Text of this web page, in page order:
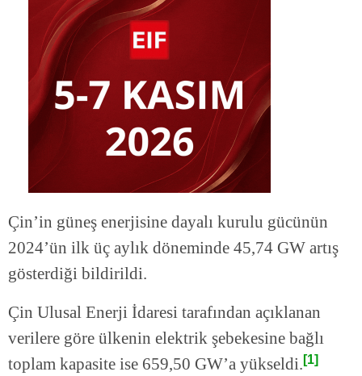
Çin’in güneş enerjisine dayalı kurulu gücünün
2024’ün ilk üç aylık döneminde 45,74 GW artış
gösterdiği bildirildi.
Çin Ulusal Enerji İdaresi tarafından açıklanan
verilere göre ülkenin elektrik şebekesine bağlı
toplam kapasite ise 659,50 GW’a yükseldi. [1]